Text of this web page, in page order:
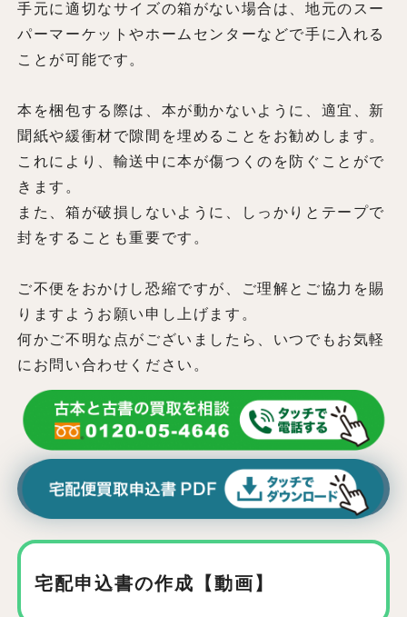
手元に適切なサイズの箱がない場合は、地元のスー
パーマーケットやホームセンターなどで手に入れる
ことが可能です。
本を梱包する際は、本が動かないように、適宜、新
聞紙や緩衝材で隙間を埋めることをお勧めします。
これにより、輸送中に本が傷つくのを防ぐことがで
きます。
また、箱が破損しないように、しっかりとテープで
封をすることも重要です。
ご不便をおかけし恐縮ですが、ご理解とご協力を賜
りますようお願い申し上げます。
何かご不明な点がございましたら、いつでもお気軽
にお問い合わせください。
宅配申込書の作成【動画】